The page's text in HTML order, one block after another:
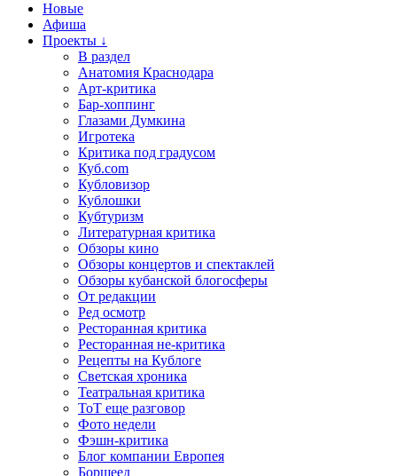
Новые
Афиша
Проекты ↓
В раздел
Анатомия Краснодара
Арт-критика
Бар-хоппинг
Глазами Думкина
Игротека
Критика под градусом
Куб.com
Кубловизор
Кублошки
Кубтуризм
Литературная критика
Обзоры кино
Обзоры концертов и спектаклей
Обзоры кубанской блогосферы
От редакции
Ред осмотр
Ресторанная критика
Ресторанная не-критика
Рецепты на Кублоге
Светская хроника
Театральная критика
ТоТ еще разговор
Фото недели
Фэшн-критика
Блог компании Европея
Борщеед